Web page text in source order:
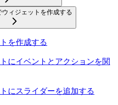
ィジェットを作成する
を作成する
にイベントとアクションを関
にスライダーを追加する